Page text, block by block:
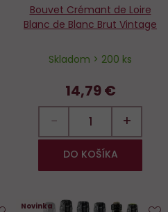
Bouvet Crémant de Loire
Blanc de Blanc Brut Vintage
Skladom > 200 ks
14,79 €
− +
DO KOŠÍKA
Novinka